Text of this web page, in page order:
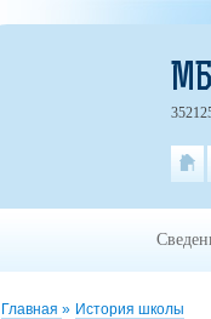
Главная » История школы